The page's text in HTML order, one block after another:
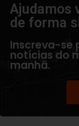
Ajudamos
de forma
Inscreva-se
notícias do
manhã.